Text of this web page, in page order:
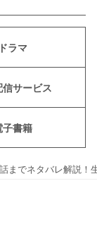
ドラマ
サービス
子書籍
までネタバレ解説！